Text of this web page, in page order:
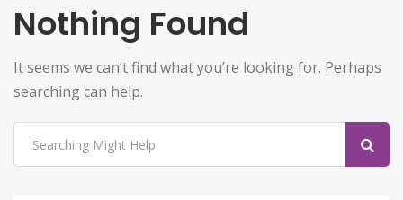
Nothing Found
It seems we can’t find what you’re looking for. Perhaps
searching can help.